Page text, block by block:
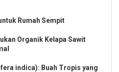
Rumah Sempit
Organik Kelapa Sawit
indica): Buah Tropis yang